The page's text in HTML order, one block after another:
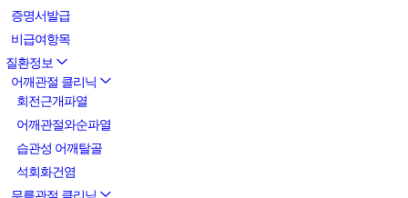
증명서발급
비급여항목
질환정보
어깨관절 클리닉
회전근개파열
어깨관절와순파열
습관성 어깨탈골
석회화건염